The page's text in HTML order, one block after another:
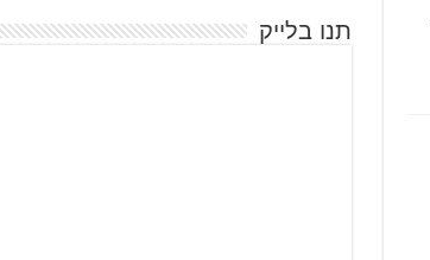
תנו בלייק